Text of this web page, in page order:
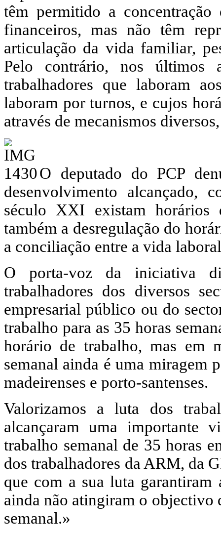
têm permitido a
financeiros, mas não têm
articulação da vida familiar,
Pelo contrário, nos últimos
trabalhadores que laboram
laboram por turnos, e cujos
através de mecanismos
O deputado do PCP
desenvolvimento alcançado,
século XXI existam horários
também a desregulação do
a conciliação entre a vida
O porta-voz da iniciativa
trabalhadores dos diversos
empresarial público ou do
trabalho para as 35 horas
horário de trabalho, mas em
semanal ainda é uma miragem
madeirenses e porto-santenses.
Valorizamos a luta dos
alcançaram uma importante
trabalho semanal de 35 horas
dos trabalhadores da ARM, da
que com a sua luta
ainda não atingiram o objectivo
semanal.»